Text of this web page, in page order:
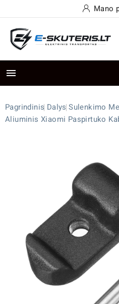
Mano

Pagrindinis Dalys Sulenkimo
Aliuminis Xiaomi Paspirtuko